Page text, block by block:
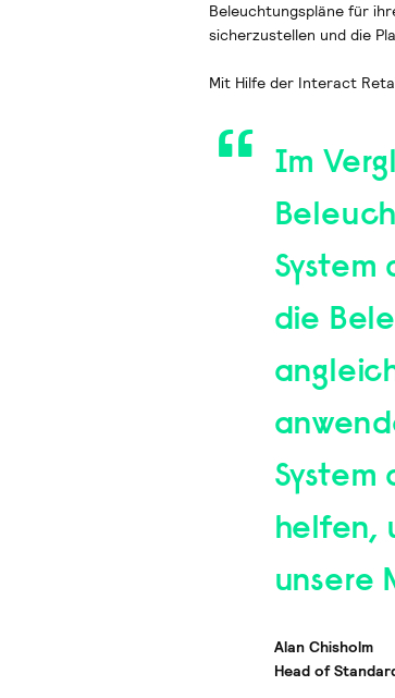
Beleuchtungspläne für
sicherzustellen und die
Mit Hilfe der Interact
Im
die
System
helfen,
unsere
Alan Chisholm
Head of